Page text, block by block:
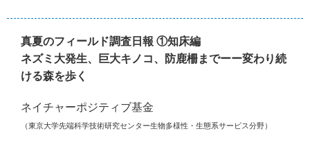
真夏のフィールド調査日報 ①知床編
ネズミ大発生、巨大キノコ、防鹿柵までーー変わり続
ける森を歩く
ネイチャーポジティブ基金
（東京大学先端科学技術研究センター生物多様性・生態系サービス分野）